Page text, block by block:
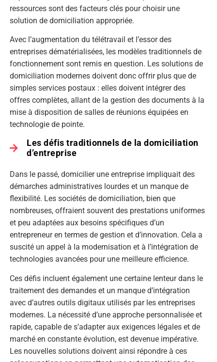
ressources sont des facteurs clés pour choisir une
solution de domiciliation appropriée.
Avec l’augmentation du télétravail et l’essor des
entreprises dématérialisées, les modèles traditionnels de
fonctionnement sont remis en question. Les solutions de
domiciliation modernes doivent donc offrir plus que de
simples services postaux : elles doivent intégrer des
offres complètes, allant de la gestion des documents à la
mise à disposition de salles de réunions équipées en
technologie de pointe.
Les défis traditionnels de la domiciliation
d’entreprise
Dans le passé, domicilier une entreprise impliquait des
démarches administratives lourdes et un manque de
flexibilité. Les sociétés de domiciliation, bien que
nombreuses, offraient souvent des prestations uniformes
et peu adaptées aux besoins spécifiques d’un
entrepreneur en termes de gestion et d’innovation. Cela a
suscité un appel à la modernisation et à l’intégration de
technologies avancées pour une meilleure efficience.
Ces défis incluent également une certaine lenteur dans le
traitement des demandes et un manque d’intégration
avec d’autres outils digitaux utilisés par les entreprises
modernes. La nécessité d’une approche personnalisée et
rapide, capable de s’adapter aux exigences légales et de
marché en constante évolution, est devenue impérative.
Les nouvelles solutions doivent ainsi répondre à ces